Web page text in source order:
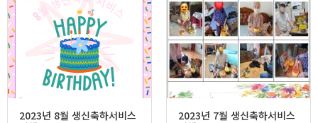
2023년 8월 생신축하서비스
2023년 7월 생신축하서비스